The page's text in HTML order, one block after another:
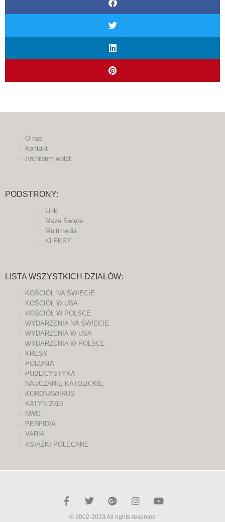
O nas
Kontakt
Archiwum wpłat
PODSTRONY:
Linki
Msze Święte
Multimedia
KLEKSY
LISTA WSZYSTKICH DZIAŁÓW:
KOŚCIÓŁ NA ŚWIECIE
KOŚCIÓŁ W USA
KOŚCIÓŁ W POLSCE
WYDARZENIA NA ŚWIECIE
WYDARZENIA W USA
WYDARZENIA W POLSCE
KRESY
POLONIA
PUBLICYSTYKA
NAUCZANIE KATOLICKIE
KORONAWIRUS
KATYN 2010
NWO
PERFIDIA
VARIA
KSIĄŻKI POLECANE
© 2002-2023 All rights reserved